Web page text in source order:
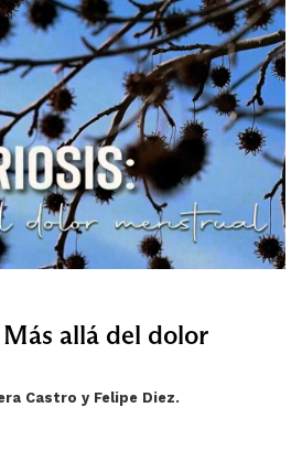
allá del dolor
Castro y Felipe Diez.